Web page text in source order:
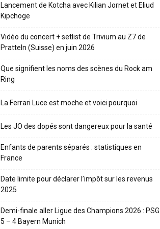
Lancement de Kotcha avec Kilian Jornet et Eliud
Kipchoge
Vidéo du concert + setlist de Trivium au Z7 de
Pratteln (Suisse) en juin 2026
Que signifient les noms des scènes du Rock am
Ring
La Ferrari Luce est moche et voici pourquoi
Les JO des dopés sont dangereux pour la santé
Enfants de parents séparés : statistiques en
France
Date limite pour déclarer l’impôt sur les revenus
2025
Demi-finale aller Ligue des Champions 2026 : PSG
5 – 4 Bayern Munich